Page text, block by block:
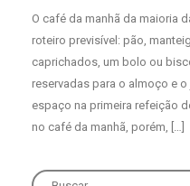
O café da manhã da maioria
roteiro previsível: pão,
caprichados, um bolo ou
reservadas para o almoço e
espaço na primeira refeição
no café da manhã, porém, […]
Search